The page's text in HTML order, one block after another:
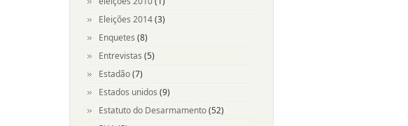
Eleições 2014(3)
Enquetes (8)
Entrevistas (5)
Estadão(7)
Estados unidos (9)
Estatuto do Desarmamento(52)